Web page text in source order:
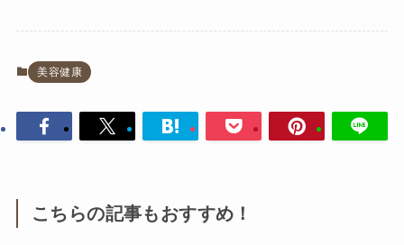
美容健康
こちらの記事もおすすめ！